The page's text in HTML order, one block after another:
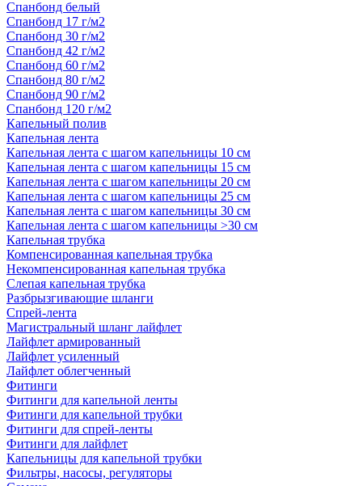
Спанбонд белый
Спанбонд 17 г/м2
Спанбонд 30 г/м2
Спанбонд 42 г/м2
Спанбонд 60 г/м2
Спанбонд 80 г/м2
Спанбонд 90 г/м2
Спанбонд 120 г/м2
Капельный полив
Капельная лента
Капельная лента с шагом капельницы 10 см
Капельная лента с шагом капельницы 15 см
Капельная лента с шагом капельницы 20 см
Капельная лента с шагом капельницы 25 см
Капельная лента с шагом капельницы 30 см
Капельная лента с шагом капельницы >30 см
Капельная трубка
Компенсированная капельная трубка
Некомпенсированная капельная трубка
Слепая капельная трубка
Разбрызгивающие шланги
Спрей-лента
Магистральный шланг лайфлет
Лайфлет армированный
Лайфлет усиленный
Лайфлет облегченный
Фитинги
Фитинги для капельной ленты
Фитинги для капельной трубки
Фитинги для спрей-ленты
Фитинги для лайфлет
Капельницы для капельной трубки
Фильтры, насосы, регуляторы